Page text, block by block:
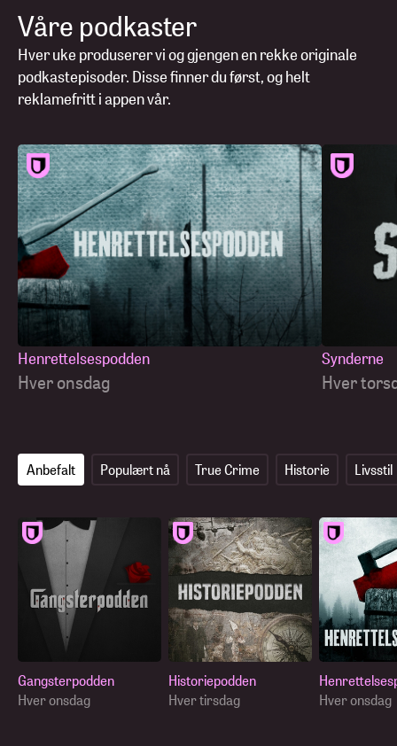
Våre podkaster
Hver uke produserer vi og gjengen en rekke originale
podkastepisoder. Disse finner du først, og helt
reklamefritt i appen vår.
Henrettelsespodden
Hver onsdag
Synderne
Hver
Anbefalt Populært nå True Crime Historie Livsstil
Gangsterpodden
Hver onsdag
Historiepodden
Hver tirsdag
Hver onsdag